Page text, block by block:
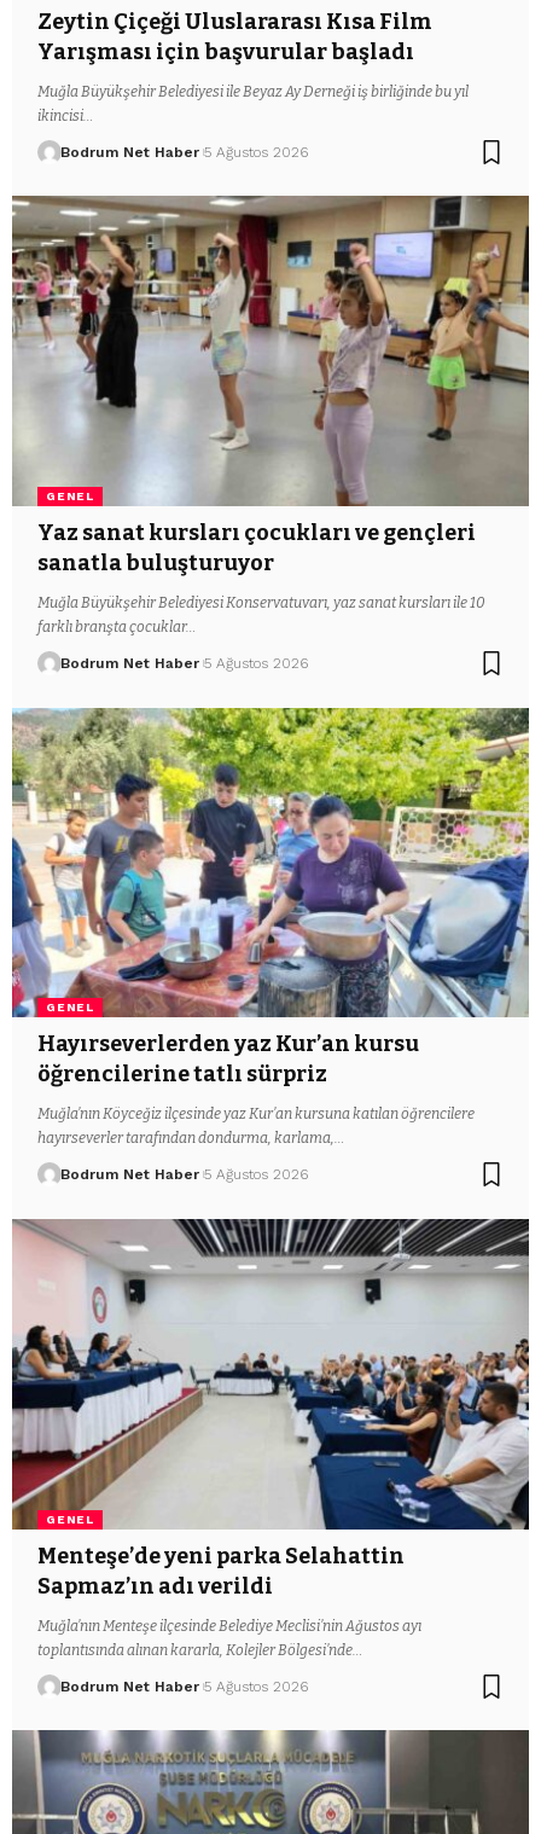
Zeytin Çiçeği Uluslararası Kısa Film
Yarışması için başvurular başladı
Muğla Büyükşehir Belediyesi ile Beyaz Ay Derneği iş birliğinde bu yıl
ikincisi…
Bodrum Net Haber 5 Ağustos 2026
GENEL
Yaz sanat kursları çocukları ve gençleri
sanatla buluşturuyor
Muğla Büyükşehir Belediyesi Konservatuvarı, yaz sanat kursları ile 10
farklı branşta çocuklar…
Bodrum Net Haber 5 Ağustos 2026
GENEL
Hayırseverlerden yaz Kur’an kursu
öğrencilerine tatlı sürpriz
Muğla’nın Köyceğiz ilçesinde yaz Kur’an kursuna katılan öğrencilere
hayırseverler tarafından dondurma, karlama,…
Bodrum Net Haber 5 Ağustos 2026
GENEL
Menteşe’de yeni parka Selahattin
Sapmaz’ın adı verildi
Muğla’nın Menteşe ilçesinde Belediye Meclisi’nin Ağustos ayı
toplantısında alınan kararla, Kolejler Bölgesi’nde…
Bodrum Net Haber 5 Ağustos 2026